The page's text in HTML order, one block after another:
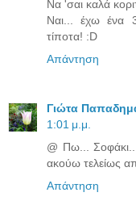
Να 'σαι καλά
Ναι... έχω ένα
τίποτα! :D
Απάντηση
Γιώτα
1:01 μ.μ.
@ Πω...
ακούω τελείως
Απάντηση